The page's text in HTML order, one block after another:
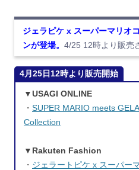
ジェラピケ x スーパーマリオ
ンが登場。 4/25 12時より販売
4月25日12時より販売開始
▼USAGI ONLINE
・ SUPER MARIO meets
Collection
▼Rakuten Fashion
・ ジェラートピケ x スーパー